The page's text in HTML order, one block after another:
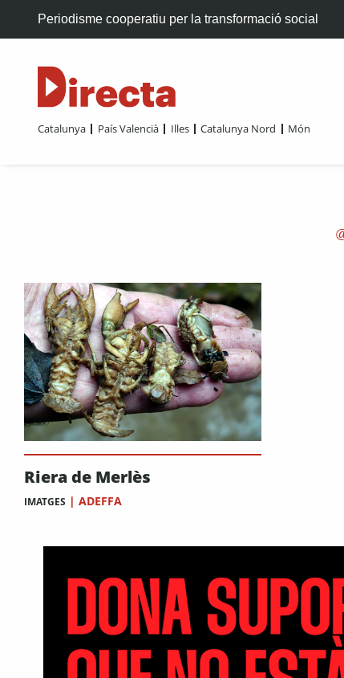
Periodisme cooperatiu per la transformació social
Catalunya País Valencià Illes Catalunya Nord Món
Riera de Merlès
IMATGES | ADEFFA